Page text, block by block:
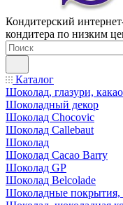
Кондитерский
кондитера по низким
Каталог
Шоколад, глазури, какао
Шоколадный декор
Шоколад Chocovic
Шоколад Callebaut
Шоколад
Шоколад Cacao Barry
Шоколад GP
Шоколад Belcolade
Шоколадные покрытия,